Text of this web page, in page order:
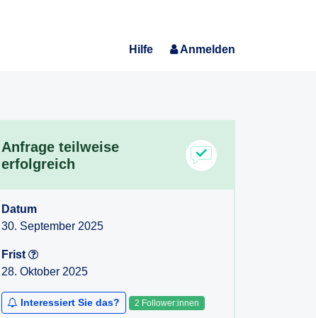
Hilfe Anmelden
Anfrage teilweise
erfolgreich
Datum
30. September 2025
Frist
28. Oktober 2025
Interessiert Sie das? 2 Follower:innen